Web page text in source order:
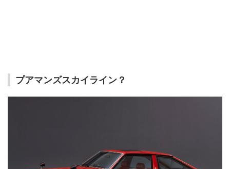
プアマンズスカイライン？